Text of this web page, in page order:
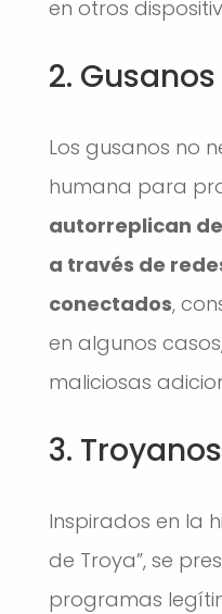
en otros
2. Gusanos
Los gusanos no
humana para
autorreplican
a través de
conectados,
en algunos
maliciosas
3. Troyanos
Inspirados en la
de Troya”, se
programas